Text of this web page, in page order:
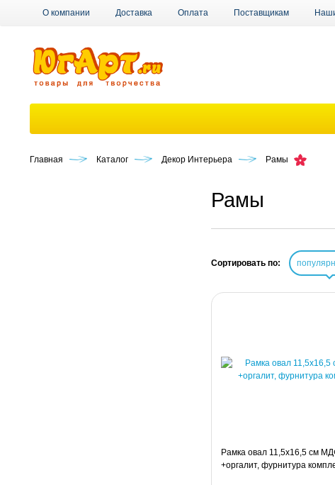
О компании Доставка Оплата Поставщикам
Главная Каталог Декор Интерьера Рамы
Рамы
Сортировать по:
Рамка овал 11,5х16,5 см
+оргалит, фурнитура